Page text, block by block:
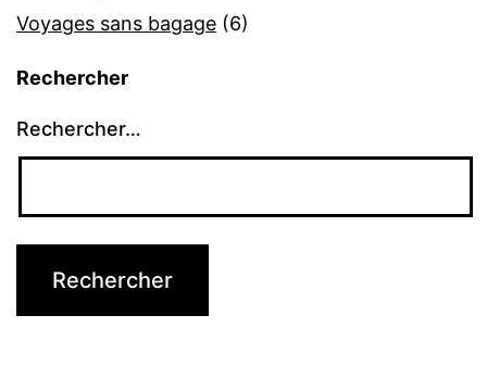
Voyages sans bagage (6)
Rechercher
Rechercher…